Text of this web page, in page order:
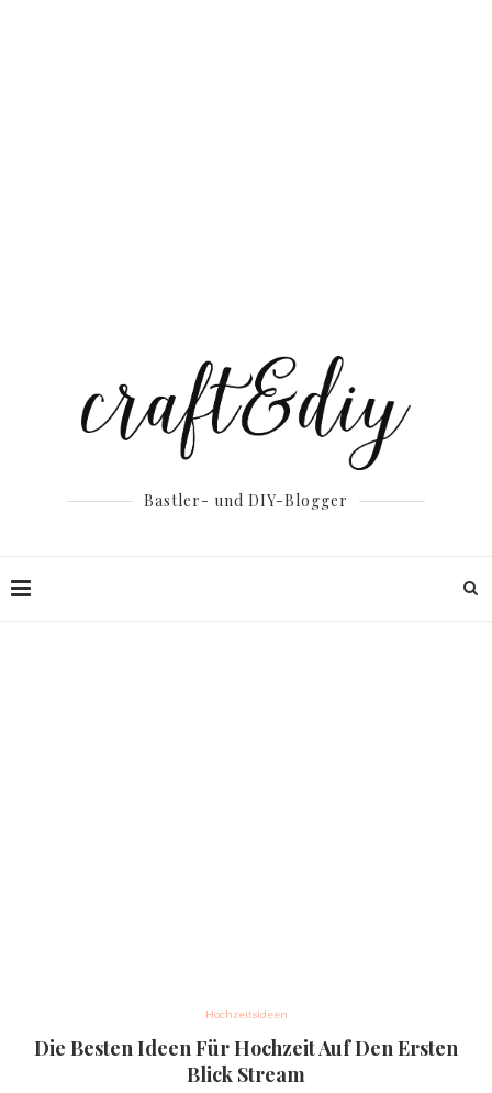
Bastler- und DIY-Blogger
Hochzeitsideen
Die Besten Ideen Für Hochzeit Auf Den Ersten
Blick Stream